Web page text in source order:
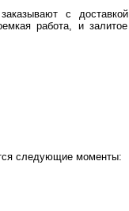
с доставкой
работа, и залитое
следующие моменты: